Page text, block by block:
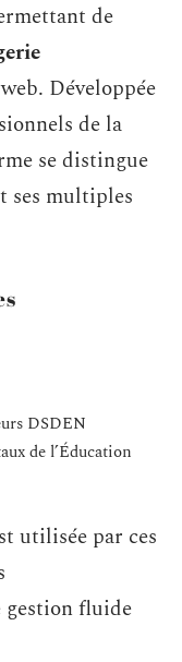
de
Développée
de la
se distingue
ses multiples
DSDEN
de l’Éducation
utilisée par ces
gestion fluide